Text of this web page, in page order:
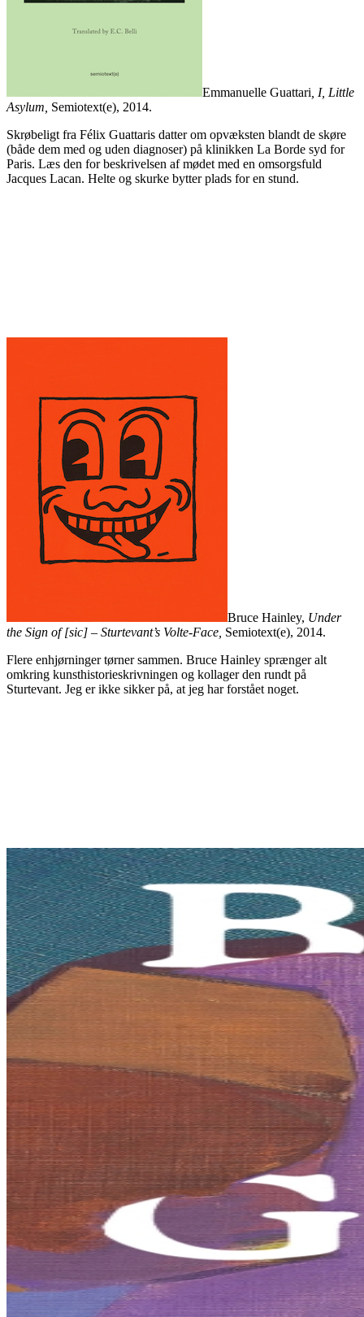
Emmanuelle Guattari , I, Little
Asylum, Semiotext(e), 2014.
Skrøbeligt fra Félix Guattaris datter om opvæksten blandt de skøre
(både dem med og uden diagnoser) på klinikken La Borde syd for
Paris. Læs den for beskrivelsen af mødet med en omsorgsfuld
Jacques Lacan. Helte og skurke bytter plads for en stund.
Bruce Hainley, Under
the Sign of [sic] – Sturtevant’s Volte-Face, Semiotext(e), 2014.
Flere enhjørninger tørner sammen. Bruce Hainley sprænger alt
omkring kunsthistorieskrivningen og kollager den rundt på
Sturtevant. Jeg er ikke sikker på, at jeg har forstået noget.